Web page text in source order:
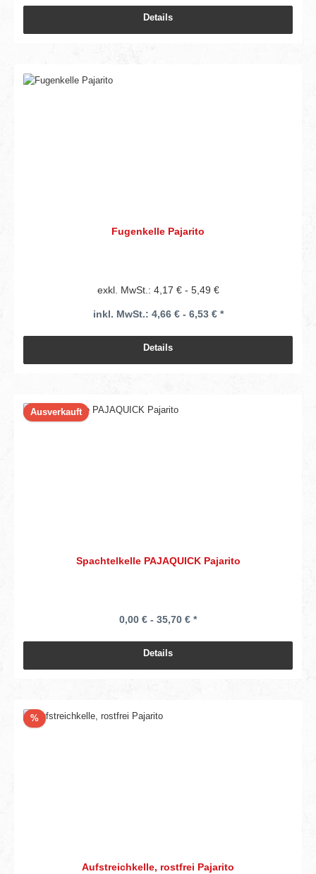
Details
Fugenkelle Pajarito
exkl. MwSt.: 4,17 € - 5,49 €
inkl. MwSt.: 4,66 € - 6,53 € *
Details
Ausverkauft
Spachtelkelle PAJAQUICK Pajarito
0,00 € - 35,70 € *
Details
%Rabatt
Aufstreichkelle, rostfrei Pajarito